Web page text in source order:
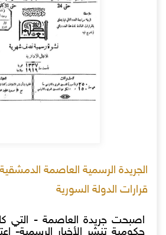
قرارات الدولة السورية
اصبحت جريدة العاصمة - التي